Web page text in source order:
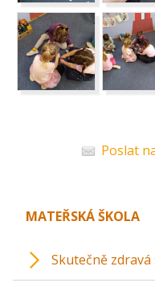
Poslat
MATEŘSKÁ ŠKOLA
Skutečně zdravá